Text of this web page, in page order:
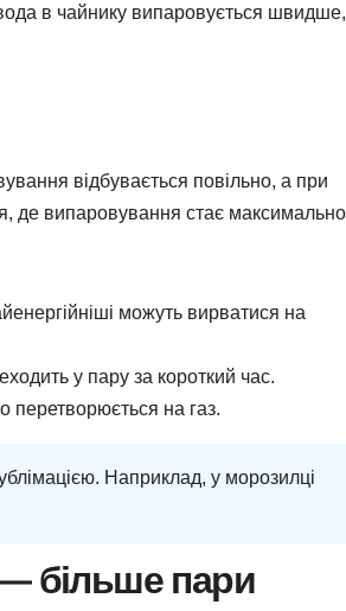
в чайнику випаровується
відбувається повільно, а при
де випаровування стає максимально
можуть вирватися на
у пару за короткий час.
перетворюється на газ.
Наприклад, у морозилці
більше пари